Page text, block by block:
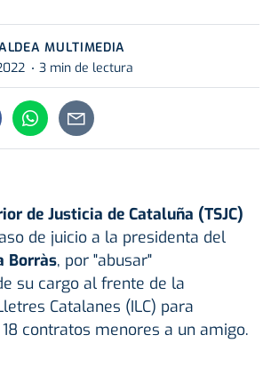
MULTIMEDIA
3 min de lectura
de Justicia de Cataluña (TSJC)
de juicio a la presidenta del
Borràs, por "abusar"
su cargo al frente de la
Catalanes (ILC) para
contratos menores a un amigo.